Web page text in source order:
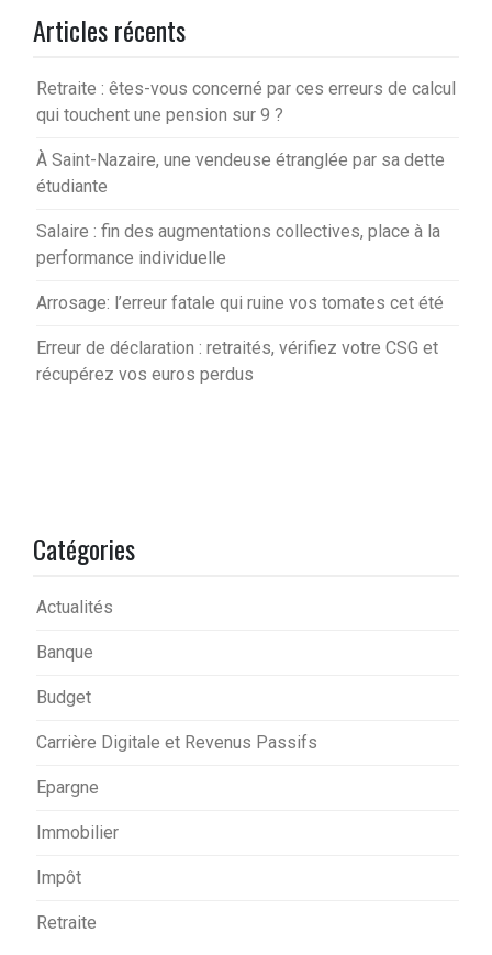
Articles récents
Retraite : êtes-vous concerné par ces erreurs de calcul
qui touchent une pension sur 9 ?
À Saint-Nazaire, une vendeuse étranglée par sa dette
étudiante
Salaire : fin des augmentations collectives, place à la
performance individuelle
Arrosage: l’erreur fatale qui ruine vos tomates cet été
Erreur de déclaration : retraités, vérifiez votre CSG et
récupérez vos euros perdus
Catégories
Actualités
Banque
Budget
Carrière Digitale et Revenus Passifs
Epargne
Immobilier
Impôt
Retraite